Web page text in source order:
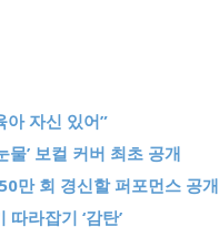
아 자신 있어”
물’ 보컬 커버 최초 공개
만 회 경신할 퍼포먼스 공개
라잡기 ‘감탄’